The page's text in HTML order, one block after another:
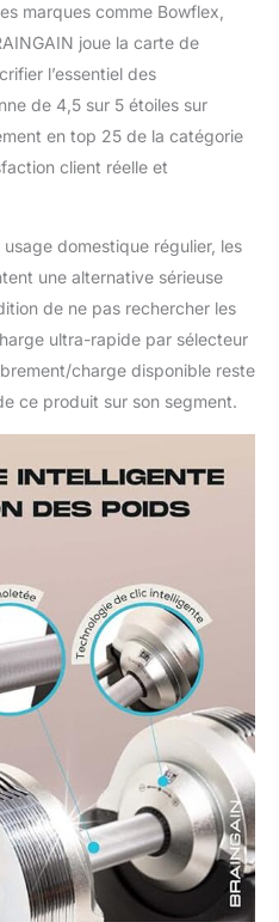
marques comme Bowflex,
joue la carte de
l’essentiel des
de 4,5 sur 5 étoiles sur
en top 25 de la catégorie
client réelle et
domestique régulier, les
une alternative sérieuse
de ne pas rechercher les
ultra-rapide par sélecteur
charge disponible reste
ce produit sur son segment.